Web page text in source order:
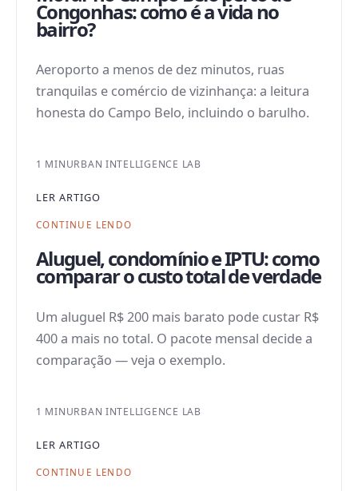
Congonhas: como é a vida no
bairro?
Aeroporto a menos de dez minutos, ruas
tranquilas e comércio de vizinhança: a leitura
honesta do Campo Belo, incluindo o barulho.
1 MINURBAN INTELLIGENCE LAB
LER ARTIGO
CONTINUE LENDO
Aluguel, condomínio e IPTU: como
comparar o custo total de verdade
Um aluguel R$ 200 mais barato pode custar R$
400 a mais no total. O pacote mensal decide a
comparação — veja o exemplo.
1 MINURBAN INTELLIGENCE LAB
LER ARTIGO
CONTINUE LENDO